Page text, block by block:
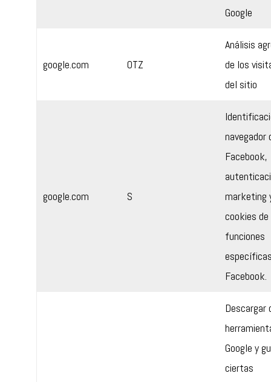
Google
google.com OTZ
Análisis
de los
del sitio
google.com S
navegador
Facebook,
marketing
cookies de
funciones
Facebook.
Descargar
Google y
ciertas